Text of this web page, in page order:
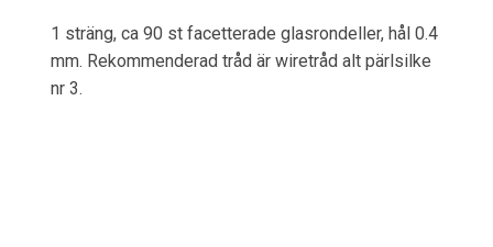
1 sträng, ca 90 st facetterade glasrondeller, hål 0.4
mm. Rekommenderad tråd är wiretråd alt pärlsilke
nr 3.